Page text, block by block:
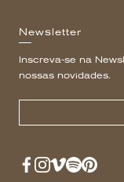
Newsletter
Inscreva-se na
nossas novidades.